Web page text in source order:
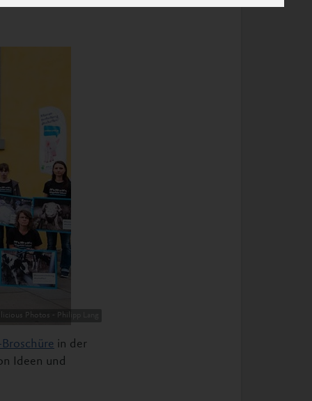
Photos - Philipp Lang
in der
Ideen und